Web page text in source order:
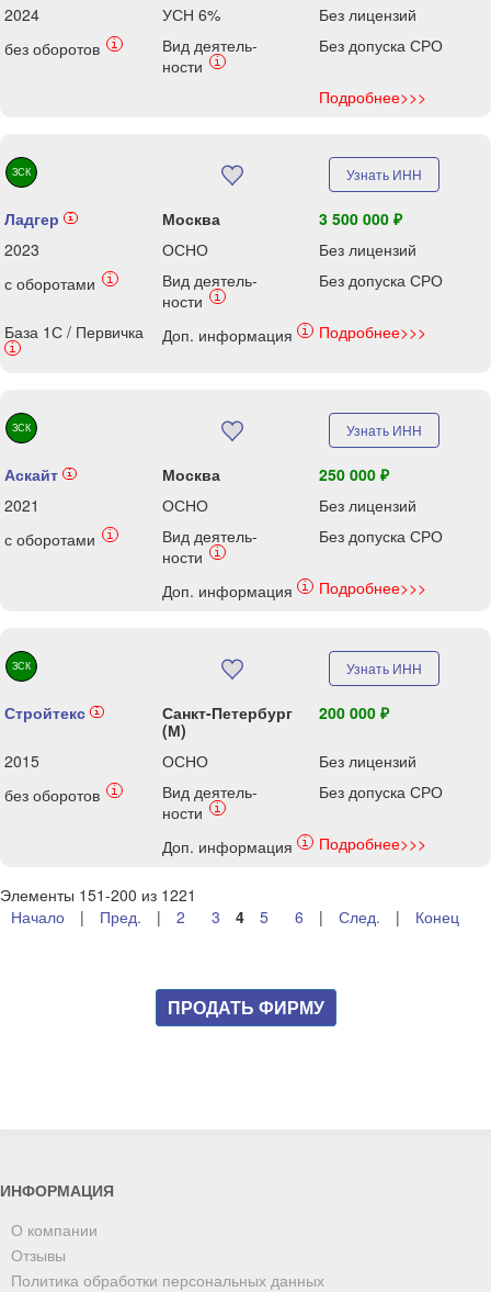
2024
УСН 6%
Без лицензий
без оборотов
i
Вид деятель-
ности
i
Без допуска СРО
Подробнее>>>
ЗСК Узнать ИНН
Ладгер i Москва
3 500 000 ₽
2023
ОСНО
Без лицензий
с оборотами
i
Вид деятель-
ности
i
Без допуска СРО
База 1С / Первичка
i
Доп. информация i Подробнее>>>
ЗСК Узнать ИНН
Аскайт i Москва
250 000 ₽
2021
ОСНО
Без лицензий
с оборотами
i
Вид деятель-
ности
i
Без допуска СРО
Доп. информация i Подробнее>>>
ЗСК Узнать ИНН
Стройтекс i
Санкт-Петербург
(М)
200 000 ₽
2015 ОСНО
Без лицензий
без оборотов
i
Вид деятель-
ности
i
Без допуска СРО
Доп. информация i Подробнее>>>
Элементы 151-200 из 1221
Начало
| Пред. | 2 3 4 5 6 | След. | Конец
ПРОДАТЬ ФИРМУ
ИНФОРМАЦИЯ
О компании
Отзывы
Политика обработки персональных данных